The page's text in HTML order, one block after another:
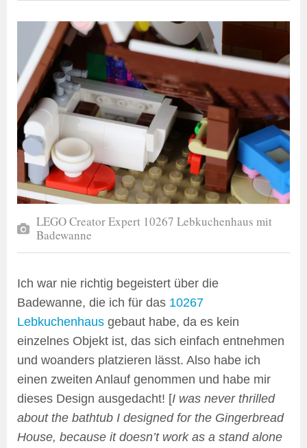
LEGO Creator Expert 10267 Lebkuchenhaus mit
Badewanne
Ich war nie richtig begeistert über die
Badewanne, die ich für das 10267
Lebkuchenhaus gebaut habe, da es kein
einzelnes Objekt ist, das sich einfach entnehmen
und woanders platzieren lässt. Also habe ich
einen zweiten Anlauf genommen und habe mir
dieses Design ausgedacht! [I was never thrilled
about the bathtub I designed for the Gingerbread
House, because it doesn’t work as a stand alone